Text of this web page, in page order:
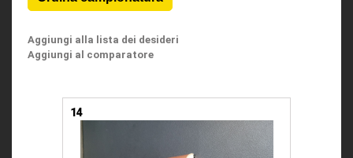
Aggiungi alla lista dei desideri
Aggiungi al comparatore
14